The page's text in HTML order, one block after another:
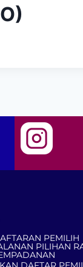
PEMILIH
PILIHAN